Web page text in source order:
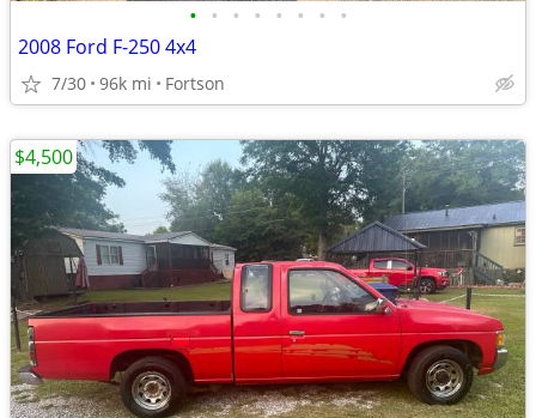
• • • • • • • •
2008 Ford F-250 4x4
7/30 96k mi Fortson
$4,500